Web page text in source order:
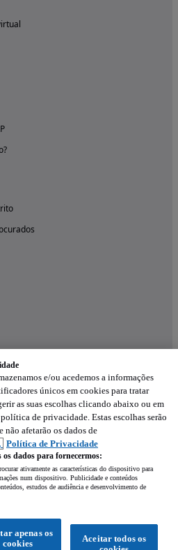
a aplicação
e/ou acedemos a informações
únicos em cookies para tratar
as suas escolhas clicando abaixo ou em
de privacidade. Estas escolhas serão
não afetarão os dados de
Política de Privacidade
os dados para fornecermos:
ativamente as características do dispositivo para
num dispositivo. Publicidade e conteúdos
estudos de audiência e desenvolvimento de
Aceitar todos os
apenas os
cookies